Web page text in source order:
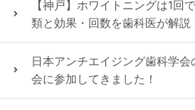
【神戸】ホワイトニングは1回
類と効果・回数を歯科医が解説
日本アンチエイジング歯科学
会に参加してきました！